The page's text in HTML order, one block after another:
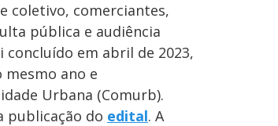
coletivo, comerciantes,
pública e audiência
em abril de 2023,
ano e
Urbana (Comurb).
publicação do edital. A